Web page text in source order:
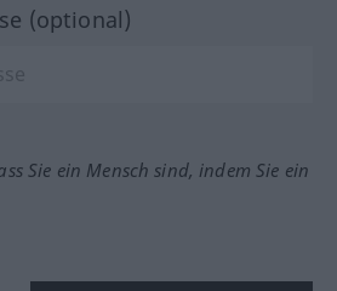
(optional)
Sie ein Mensch sind, indem Sie ein